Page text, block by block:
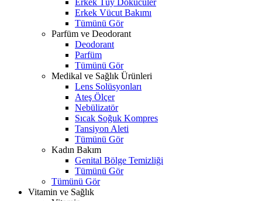
Erkek Tüy Dökücüler
Erkek Vücut Bakımı
Tümünü Gör
Parfüm ve Deodorant
Deodorant
Parfüm
Tümünü Gör
Medikal ve Sağlık Ürünleri
Lens Solüsyonları
Ateş Ölçer
Nebülizatör
Sıcak Soğuk Kompres
Tansiyon Aleti
Tümünü Gör
Kadın Bakım
Genital Bölge Temizliği
Tümünü Gör
Tümünü Gör
Vitamin ve Sağlık